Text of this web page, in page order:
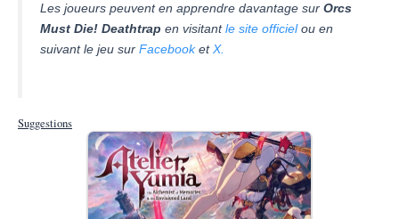
Les joueurs peuvent en apprendre davantage sur Orcs
Must Die! Deathtrap en visitantle site officielou en
suivant le jeu sur Facebooket X.
Suggestions